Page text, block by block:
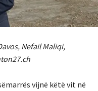
Nefail Maliqi,
vijnë këtë vit në